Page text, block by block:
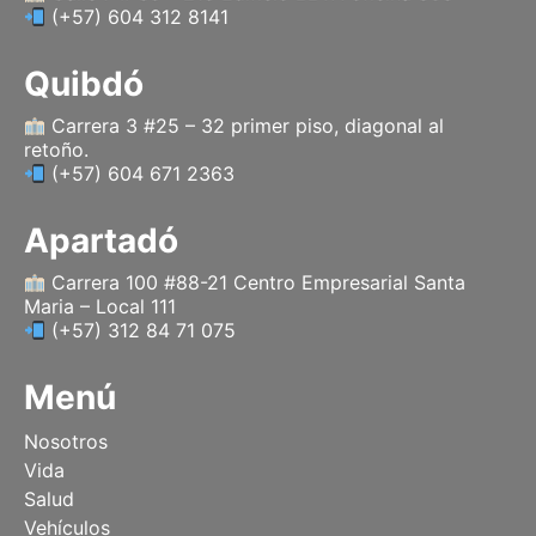
m
(+57) 604 312 8141
Quibdó
Carrera 3 #25 – 32 primer piso, diagonal al
retoño.
(+57) 604 671 2363
Apartadó
Carrera 100 #88-21 Centro Empresarial Santa
Maria – Local 111
(+57) 312 84 71 075
Menú
Nosotros
Vida
Salud
Vehículos